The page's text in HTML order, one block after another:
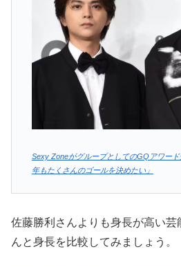
Sexy ZoneがグループとしてのGQアワー
年もたくさんのゴールを決めたい」
佐藤勝利さんよりも身長が高い芸
んと身長を比較してみましょう。